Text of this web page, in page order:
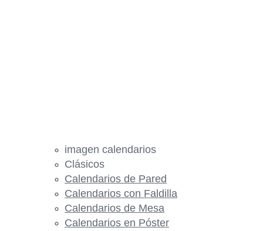
imagen calendarios
Clásicos
Calendarios de Pared
Calendarios con Faldilla
Calendarios de Mesa
Calendarios en Póster